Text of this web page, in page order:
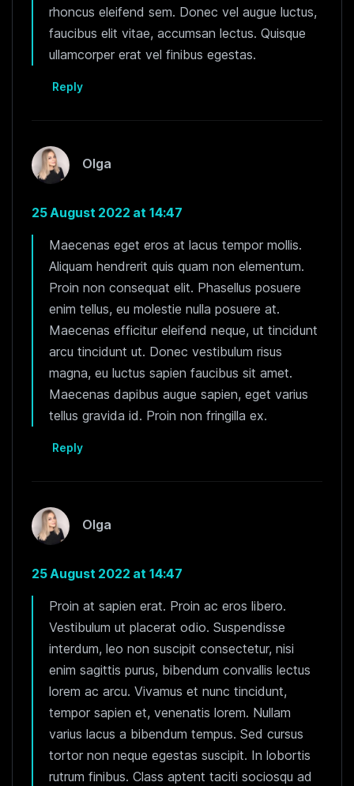
rhoncus eleifend sem. Donec vel augue luctus,
faucibus elit vitae, accumsan lectus. Quisque
ullamcorper erat vel finibus egestas.
Reply
Olga
25 August 2022 at 14:47
Maecenas eget eros at lacus tempor mollis.
Aliquam hendrerit quis quam non elementum.
Proin non consequat elit. Phasellus posuere
enim tellus, eu molestie nulla posuere at.
Maecenas efficitur eleifend neque, ut tincidunt
arcu tincidunt ut. Donec vestibulum risus
magna, eu luctus sapien faucibus sit amet.
Maecenas dapibus augue sapien, eget varius
tellus gravida id. Proin non fringilla ex.
Reply
Olga
25 August 2022 at 14:47
Proin at sapien erat. Proin ac eros libero.
Vestibulum ut placerat odio. Suspendisse
interdum, leo non suscipit consectetur, nisi
enim sagittis purus, bibendum convallis lectus
lorem ac arcu. Vivamus et nunc tincidunt,
tempor sapien et, venenatis lorem. Nullam
varius lacus a bibendum tempus. Sed cursus
tortor non neque egestas suscipit. In lobortis
rutrum finibus. Class aptent taciti sociosqu ad